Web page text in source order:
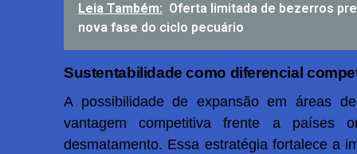
Leia Também: Oferta limitada de bezerros
nova fase do ciclo pecuário
Sustentabilidade como diferencial
A possibilidade de expansão em áreas
vantagem competitiva frente a países
desmatamento. Essa estratégia fortalece a